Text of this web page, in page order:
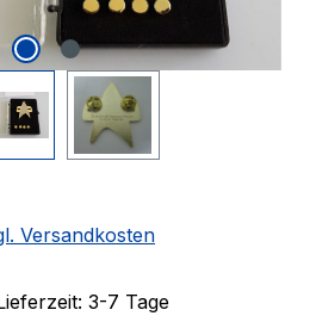
Versandkosten
3-7 Tage